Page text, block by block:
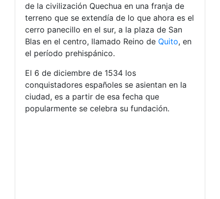
de la civilización Quechua en una franja de
terreno que se extendía de lo que ahora es el
cerro panecillo en el sur, a la plaza de San
Blas en el centro, llamado Reino de Quito, en
el período prehispánico.
El 6 de diciembre de 1534 los
conquistadores españoles se asientan en la
ciudad, es a partir de esa fecha que
popularmente se celebra su fundación.